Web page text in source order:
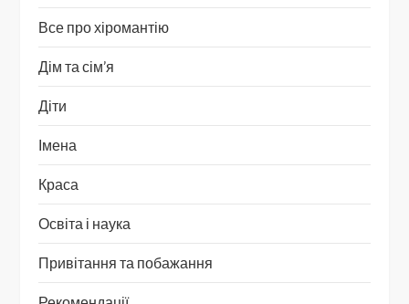
Все про хіромантію
Дім та сім’я
Діти
Імена
Краса
Освіта і наука
Привітання та побажання